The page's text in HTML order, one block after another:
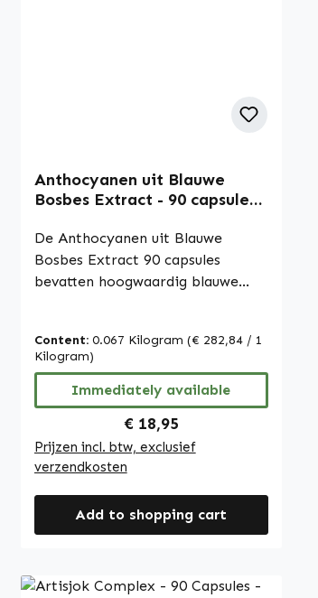
Anthocyanen uit Blauwe
Bosbes Extract - 90 capsules -
De Anthocyanen uit Blauwe
Bosbes Extract 90 capsules
bevatten hoogwaardig blauwe
aangevuld met microkristallijne
cellulose als vulstof, L-leucine en
calciumzouten van
orthofosforzuur. De capsulewand
is gemaakt van
hydroxypropylmethylcellulose.
Met 90 capsules per verpakking
biedt dit product een praktische
manier om anthocyanen uit
capsules zijn eenvoudig te
Content: 0.067 Kilogram (€ 282,84 / 1
Kilogram)
Immediately available
Regular price:
€ 18,95
Prijzen incl. btw, exclusief
verzendkosten
Add to shopping cart